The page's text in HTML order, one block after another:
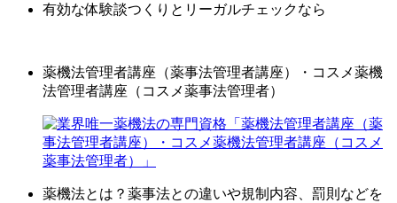
有効な体験談つくりとリーガルチェックなら
薬機法管理者講座（薬事法管理者講座）・コスメ薬機
法管理者講座（コスメ薬事法管理者）
薬機法とは？薬事法との違いや規制内容、罰則などを